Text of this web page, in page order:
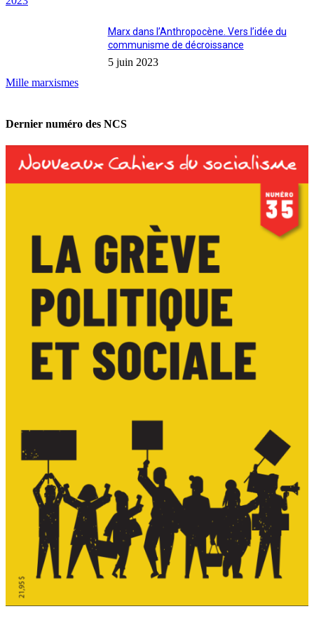
Mille marxismes
Marx dans l’Anthropocène. Vers l’idée du
communisme de décroissance
5 juin 2023
Dernier numéro des NCS